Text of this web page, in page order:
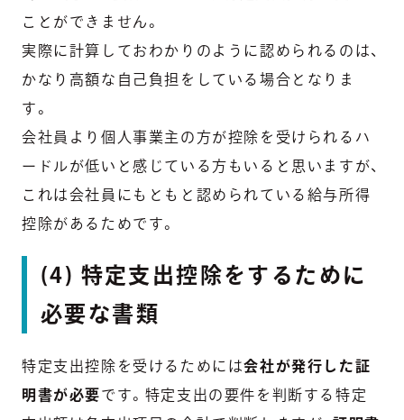
ことができません。
実際に計算しておわかりのように認められるのは、
かなり高額な自己負担をしている場合となりま
す。
会社員より個人事業主の方が控除を受けられるハ
ードルが低いと感じている方もいると思いますが、
これは会社員にもともと認められている給与所得
控除があるためです。
(4) 特定支出控除をするために
必要な書類
特定支出控除を受けるためには会社が発行した証
明書が必要です。特定支出の要件を判断する特定